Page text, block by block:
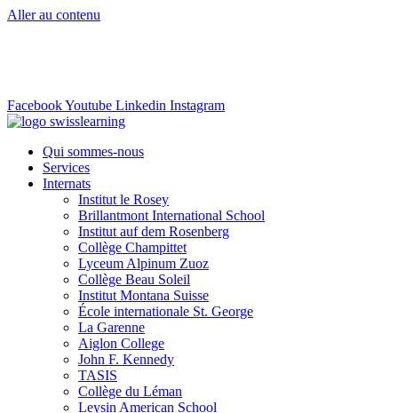
Aller au contenu
FacebookYoutube Linkedin Instagram
Qui sommes-nous
Services
Internats
Institut le Rosey
Brillantmont International School
Institut auf dem Rosenberg
Collège Champittet
Lyceum Alpinum Zuoz
Collège Beau Soleil
Institut Montana Suisse
École internationale St. George
La Garenne
Aiglon College
John F. Kennedy
TASIS
Collège du Léman
Leysin American School